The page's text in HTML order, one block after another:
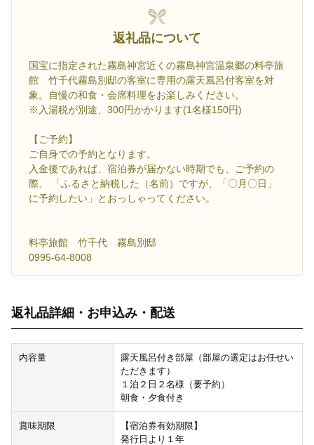
返礼品について
国宝に指定された霧島神宮近くの霧島神宮温泉郷の料亭旅
館 竹千代霧島別邸の客室に専用の露天風呂付客室を対
象。自慢の和食・会席料理をお楽しみください。
※入湯税が別途、300円かかります(1名様150円)
【ご予約】
ご自身での予約となります。
入金後であれば、宿泊券が届かない時期でも、ご予約の
際、 「ふるさと納税した（名前）ですが、「〇月〇日」
に予約したい」とおっしゃってください。
料亭旅館 竹千代 霧島別邸
0995-64-8008
返礼品詳細・お申込み・配送
内容量
露天風呂付き部屋（部屋の選定はお任せい
ただきます）
１泊２日２名様（要予約）
朝食・夕食付き
賞味期限
【宿泊券有効期限】
発行日より１年